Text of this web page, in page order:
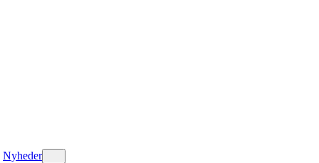
Nyheder